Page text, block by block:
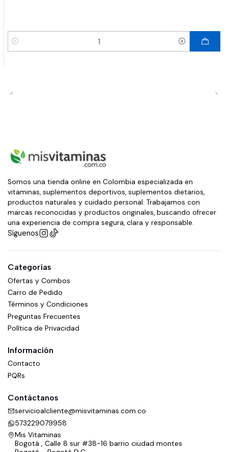
Cantidad
Somos una tienda online en Colombia especializada en
vitaminas, suplementos deportivos, suplementos dietarios,
productos naturales y cuidado personal. Trabajamos con
marcas reconocidas y productos originales, buscando ofrecer
una experiencia de compra segura, clara y responsable.
Síguenos
Categorías
Ofertas y Combos
Carro de Pedido
Términos y Condiciones
Preguntas Frecuentes
Política de Privacidad
Información
Contacto
PQRs
Contáctanos
servicioalcliente@misvitaminas.com.co
573229079958
Mis Vitaminas
Bogotá , Calle 8 sur #38-16 barrio ciudad montes